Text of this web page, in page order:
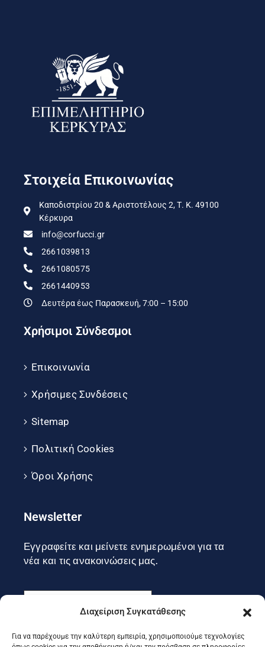
Διαχείριση Συγκατάθεσης
Για να παρέχουμε την καλύτερη εμπειρία, χρησιμοποιούμε τεχνολογίες
Στοιχεία Επικοινωνίας
Καποδιστρίου 20 & Αριστοτέλους 2, Τ. Κ. 49100
Κέρκυρα
info@corfucci.gr
2661039813
2661080575
2661440953
Δευτέρα έως Παρασκευή, 7:00 – 15:00
Χρήσιμοι Σύνδεσμοι
Επικοινωνία
Χρήσιμες Συνδέσεις
Sitemap
Πολιτική Cookies
Όροι Χρήσης
Newsletter
Εγγραφείτε και μείνετε ενημερωμένοι για τα
νέα και τις ανακοινώσεις μας.
Εγγραφή